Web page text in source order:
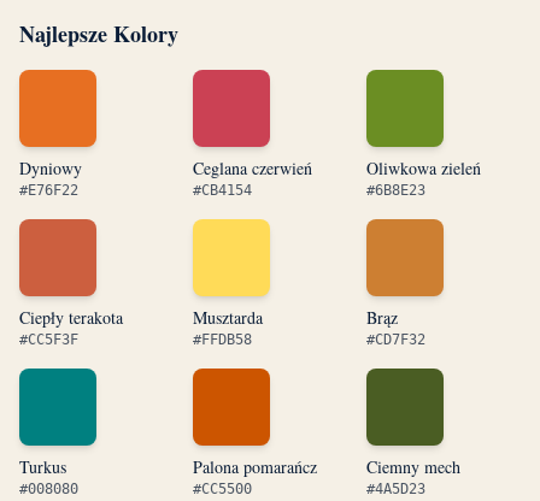
Najlepsze Kolory
Dyniowy
#E76F22
Ceglana czerwień
#CB4154
Oliwkowa zieleń
#6B8E23
Ciepły terakota
#CC5F3F
Musztarda
#FFDB58
Brąz
#CD7F32
Turkus
#008080
Palona pomarańcz
#CC5500
Ciemny mech
#4A5D23